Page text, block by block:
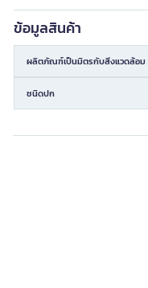
ข้อมูลสินค้า
ผลิตภัณฑ์เป็นมิตรกับสิ่งแวดล้อม
ชนิดปก